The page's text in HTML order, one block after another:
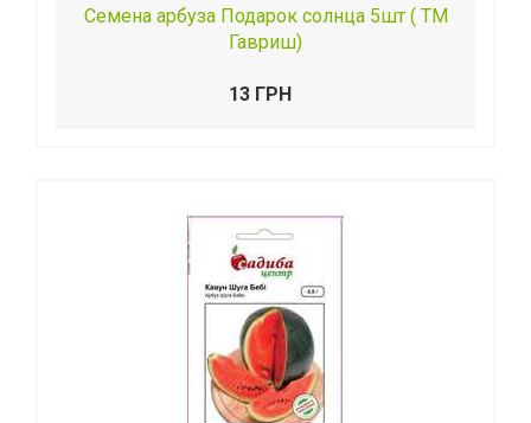
Семена арбуза Подарок солнца 5шт ( ТМ
Гавриш)
13 ГРН